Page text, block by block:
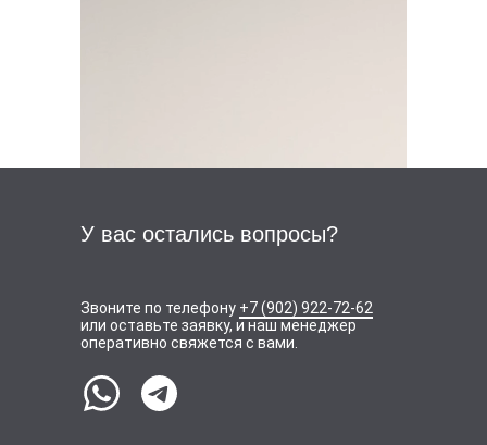
У вас остались вопросы?
Звоните по телефону +7 (902) 922-72-62
или оставьте заявку, и наш менеджер
оперативно свяжется с вами.